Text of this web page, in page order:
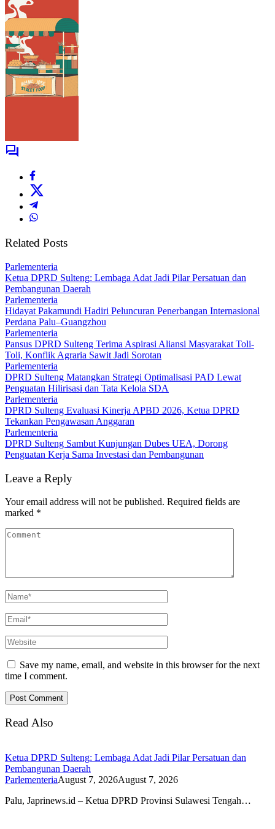
Related Posts
Parlementeria
Ketua DPRD Sulteng: Lembaga Adat Jadi Pilar Persatuan dan
Pembangunan Daerah
Parlementeria
Hidayat Pakamundi Hadiri Peluncuran Penerbangan Internasional
Perdana Palu–Guangzhou
Parlementeria
Pansus DPRD Sulteng Terima Aspirasi Aliansi Masyarakat Toli-
Toli, Konflik Agraria Sawit Jadi Sorotan
Parlementeria
DPRD Sulteng Matangkan Strategi Optimalisasi PAD Lewat
Penguatan Hilirisasi dan Tata Kelola SDA
Parlementeria
DPRD Sulteng Evaluasi Kinerja APBD 2026, Ketua DPRD
Tekankan Pengawasan Anggaran
Parlementeria
DPRD Sulteng Sambut Kunjungan Dubes UEA, Dorong
Penguatan Kerja Sama Investasi dan Pembangunan
Leave a Reply
Your email address will not be published. Required fields are
marked *
Save my name, email, and website in this browser for the next
time I comment.
Read Also
Ketua DPRD Sulteng: Lembaga Adat Jadi Pilar Persatuan dan
Pembangunan Daerah
ParlementeriaAugust 7, 2026August 7, 2026
Palu, Japrinews.id – Ketua DPRD Provinsi Sulawesi Tengah…